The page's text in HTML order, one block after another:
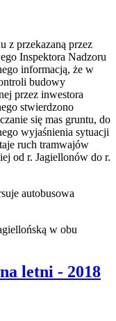
z przekazaną przez
Inspektora Nadzoru
informacją, że w
budowy
przez inwestora
stwierdzono
się mas gruntu, do
wyjaśnienia sytuacji
ruch tramwajów
od r. Jagiellonów do r.
autobusowa
w obu
letni - 2018